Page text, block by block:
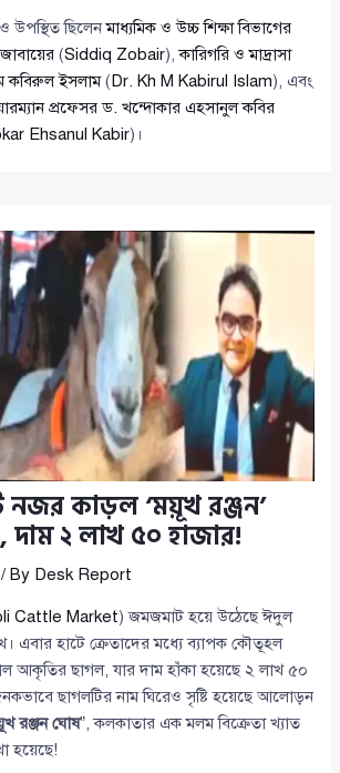
উপস্থিত ছিলেনমাধ্যমিক ও উচ্চ শিক্ষা বিভাগের
(Siddiq Zobair),কারিগরি ও মাদ্রাসা
কবিরুল ইসলাম(Dr. Kh M Kabirul Islam), এবং
প্রফেসর ড. খন্দোকার এহসানুল কবির
Ehsanul Kabir)।
নজর কাড়ল ‘ময়ূখ রঞ্জন’
দাম ২ লাখ ৫০ হাজার!
By Desk Report
Cattle Market) জমজমাট হয়ে উঠেছে ঈদুল
এবার হাটে ক্রেতাদের মধ্যে ব্যাপক কৌতূহল
আকৃতির ছাগল, যার দাম হাঁকা হয়েছে ২ লাখ ৫০
ছাগলটির নাম ঘিরেও সৃষ্টি হয়েছে আলোড়ন
রঞ্জন ঘোষ”, কলকাতার এক মলম বিক্রেতা খ্যাত
হয়েছে!